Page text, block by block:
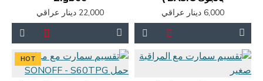
6,000 دينار عراقي
22,000 دينار عراقي
HOT